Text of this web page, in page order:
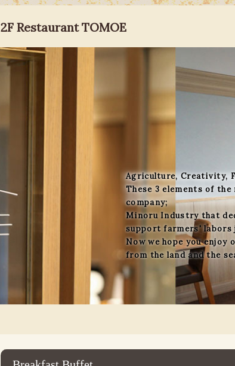
2F Restaurant TOMOE
Agriculture, Creativity,
These 3 elements of
company;
Minoru Industry that
support farmers'
Now we hope you enjoy
from the land and the